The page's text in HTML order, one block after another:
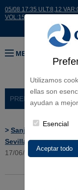
Utilizamos
ellas son
ayudan a
Esencial
05/08 17:35 ULT:8,12
VOL:15007
MENÚ
PRENSA > NOTICIAS
> Sanjose construirá
Sevilla
17/06/2010